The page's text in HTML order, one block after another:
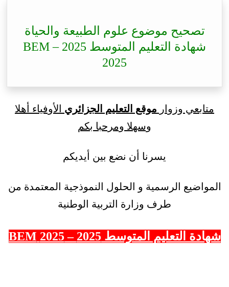
تصحيح موضوع علوم الطبيعة والحياة
شهادة التعليم المتوسط 2025 – BEM
2025
متابعي وزوار موقع التعليم الجزائري الأوفياء أهلا
وسهلا ومرحبا بكم
يسرنا أن نضع بين أيديكم
المواضيع الرسمية و الحلول النموذجية المعتمدة من
طرف وزارة التربية الوطنية
شهادة التعليم المتوسط 2025 – 2025 BEM